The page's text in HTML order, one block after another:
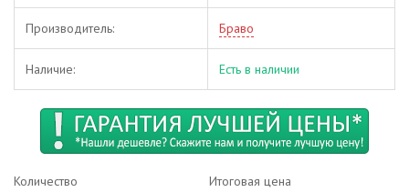
Производитель: Браво
Наличие: Есть в наличии
Количество Итоговая цена